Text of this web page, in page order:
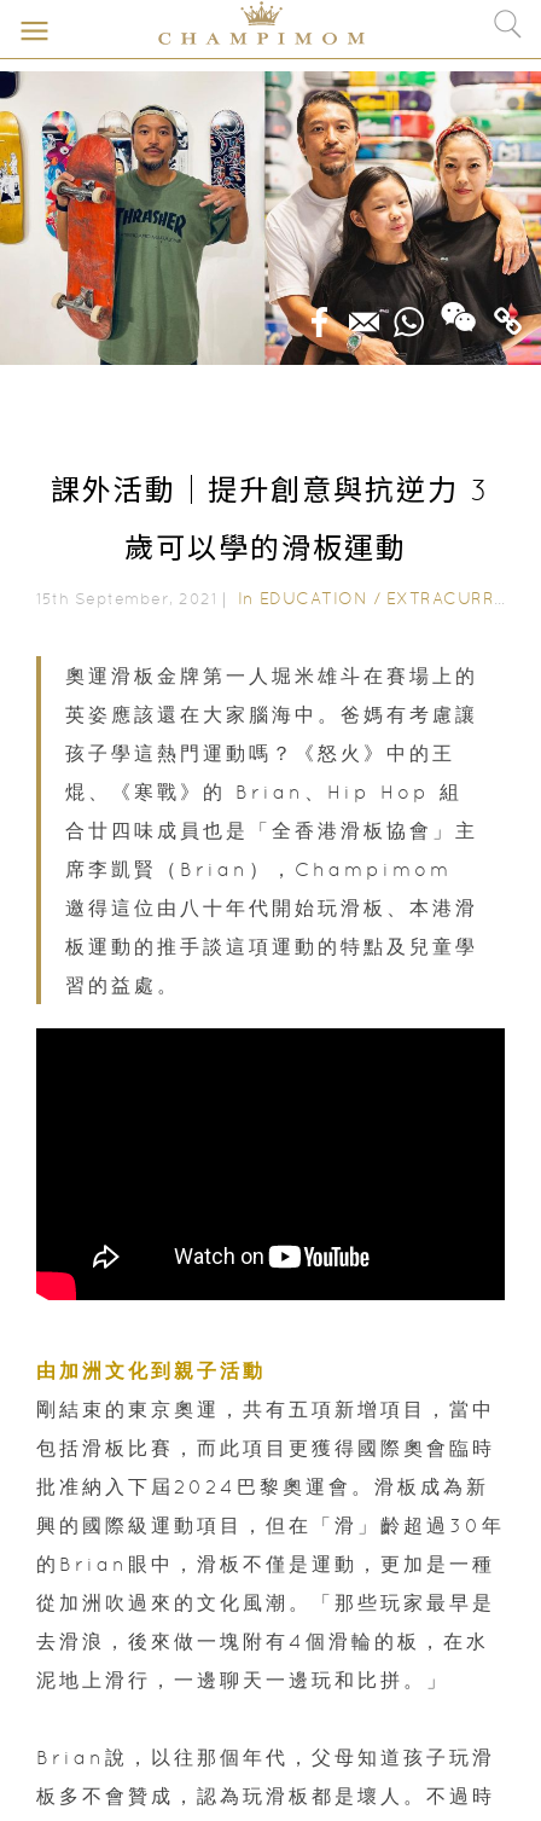
課外活動｜提升創意與抗逆力 3
歲可以學的滑板運動
15th September, 2021｜ In EDUCATION / EXTRACURRICULAR ACTIVITIES
奧運滑板金牌第一人堀米雄斗在賽場上的
英姿應該還在大家腦海中。爸媽有考慮讓
孩子學這熱門運動嗎？《怒火》中的王
焜、《寒戰》的 Brian、Hip Hop 組
合廿四味成員也是「全香港滑板協會」主
席李凱賢（Brian），Champimom
邀得這位由八十年代開始玩滑板、本港滑
板運動的推手談這項運動的特點及兒童學
習的益處。
由加洲文化到親子活動
剛結束的東京奧運，共有五項新增項目，當中
包括滑板比賽，而此項目更獲得國際奧會臨時
批准納入下屆2024巴黎奧運會。滑板成為新
興的國際級運動項目，但在「滑」齡超過30年
的Brian眼中，滑板不僅是運動，更加是一種
從加洲吹過來的文化風潮。「那些玩家最早是
去滑浪，後來做一塊附有4個滑輪的板，在水
泥地上滑行，一邊聊天一邊玩和比拼。」
Brian說，以往那個年代，父母知道孩子玩滑
板多不會贊成，認為玩滑板都是壞人。不過時